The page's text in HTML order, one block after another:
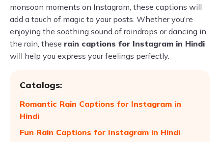
monsoon moments on Instagram, these captions will
add a touch of magic to your posts. Whether you're
enjoying the soothing sound of raindrops or dancing in
the rain, these rain captions for Instagram in Hindi
will help you express your feelings perfectly.
Catalogs:
Romantic Rain Captions for Instagram in
Hindi
Fun Rain Captions for Instagram in Hindi